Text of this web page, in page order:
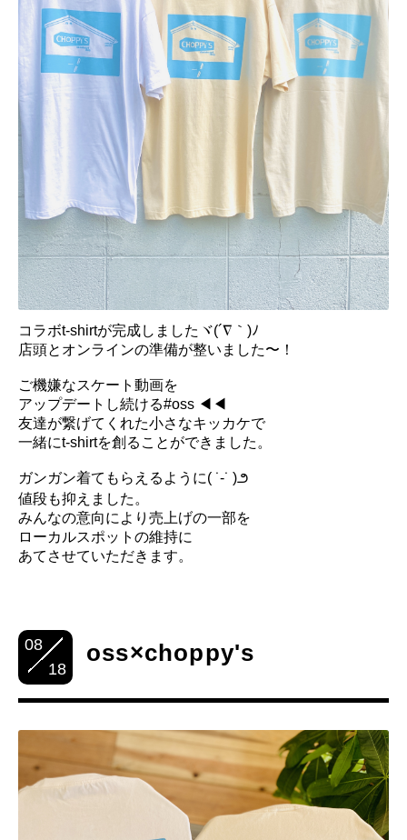
コラボt-shirtが完成しましたヾ(´∇｀)ﾉ
店頭とオンラインの準備が整いました〜！
ご機嫌なスケート動画を
アップデートし続ける#oss ◀︎◀︎
友達が繋げてくれた小さなキッカケで
一緒にt-shirtを創ることができました。
ガンガン着てもらえるように( ˙-˙ )౨
値段も抑えました。
みんなの意向により売上げの一部を
ローカルスポットの維持に
あてさせていただきます。
08
18
oss×choppy's